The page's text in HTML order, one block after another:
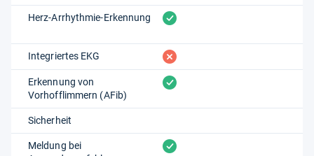
Herz-Arrhythmie-Erkennung vorhanden
Integriertes EKG fehlt
Erkennung von
Vorhofflimmern (AFib)
vorhanden
Sicherheit
Meldung bei
vorhanden